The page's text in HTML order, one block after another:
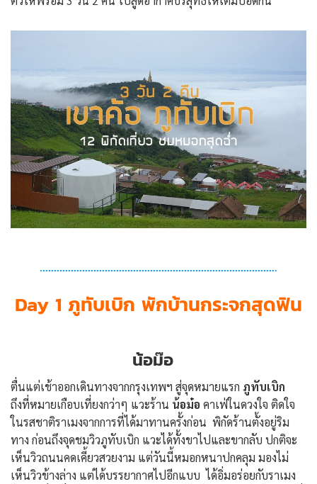
Day 1 ภูทับเบิก พักบ้านกระจกสุดฟิน
น้อม๊อ
ตื่นแต่เช้าออกเดินทางจากกรุงเทพฯ สู่จุดหมายแรก ภูทับเบิก
ถึงที่หมายเกือบเที่ยงกว่าๆ แวะร้าน น้อม๋อ คาเฟ่ในดวงใจ ติดใจ
ในรสชาติราเมงจากการที่ได้มาทานครั้งก่อน พิกัดร้านตั้งอยู่ริม
ทาง ก่อนถึงจุดชมวิวภูทับเบิก แวะได้ทั้งขาไปและขากลับ ปกติจะ
เห็นวิวถนนคดเคี้ยวสวยงาม แต่วันนี้หมอกหนาปกคลุม มองไม่
เห็นวิวข้างล่าง แต่ได้บรรยากาศไปอีกแบบ ได้อิ่มอร่อยกับราเมง